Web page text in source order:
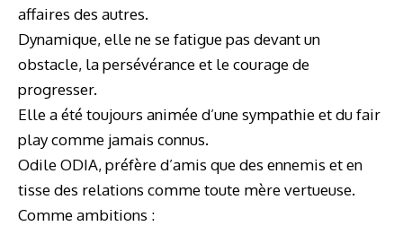
affaires des autres.
Dynamique, elle ne se fatigue pas devant un
obstacle, la persévérance et le courage de
progresser.
Elle a été toujours animée d’une sympathie et du fair
play comme jamais connus.
Odile ODIA, préfère d’amis que des ennemis et en
tisse des relations comme toute mère vertueuse.
Comme ambitions :